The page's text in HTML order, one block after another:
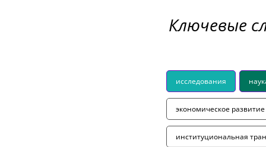
Ключевые
исследования
экономическое развитие
институциональная